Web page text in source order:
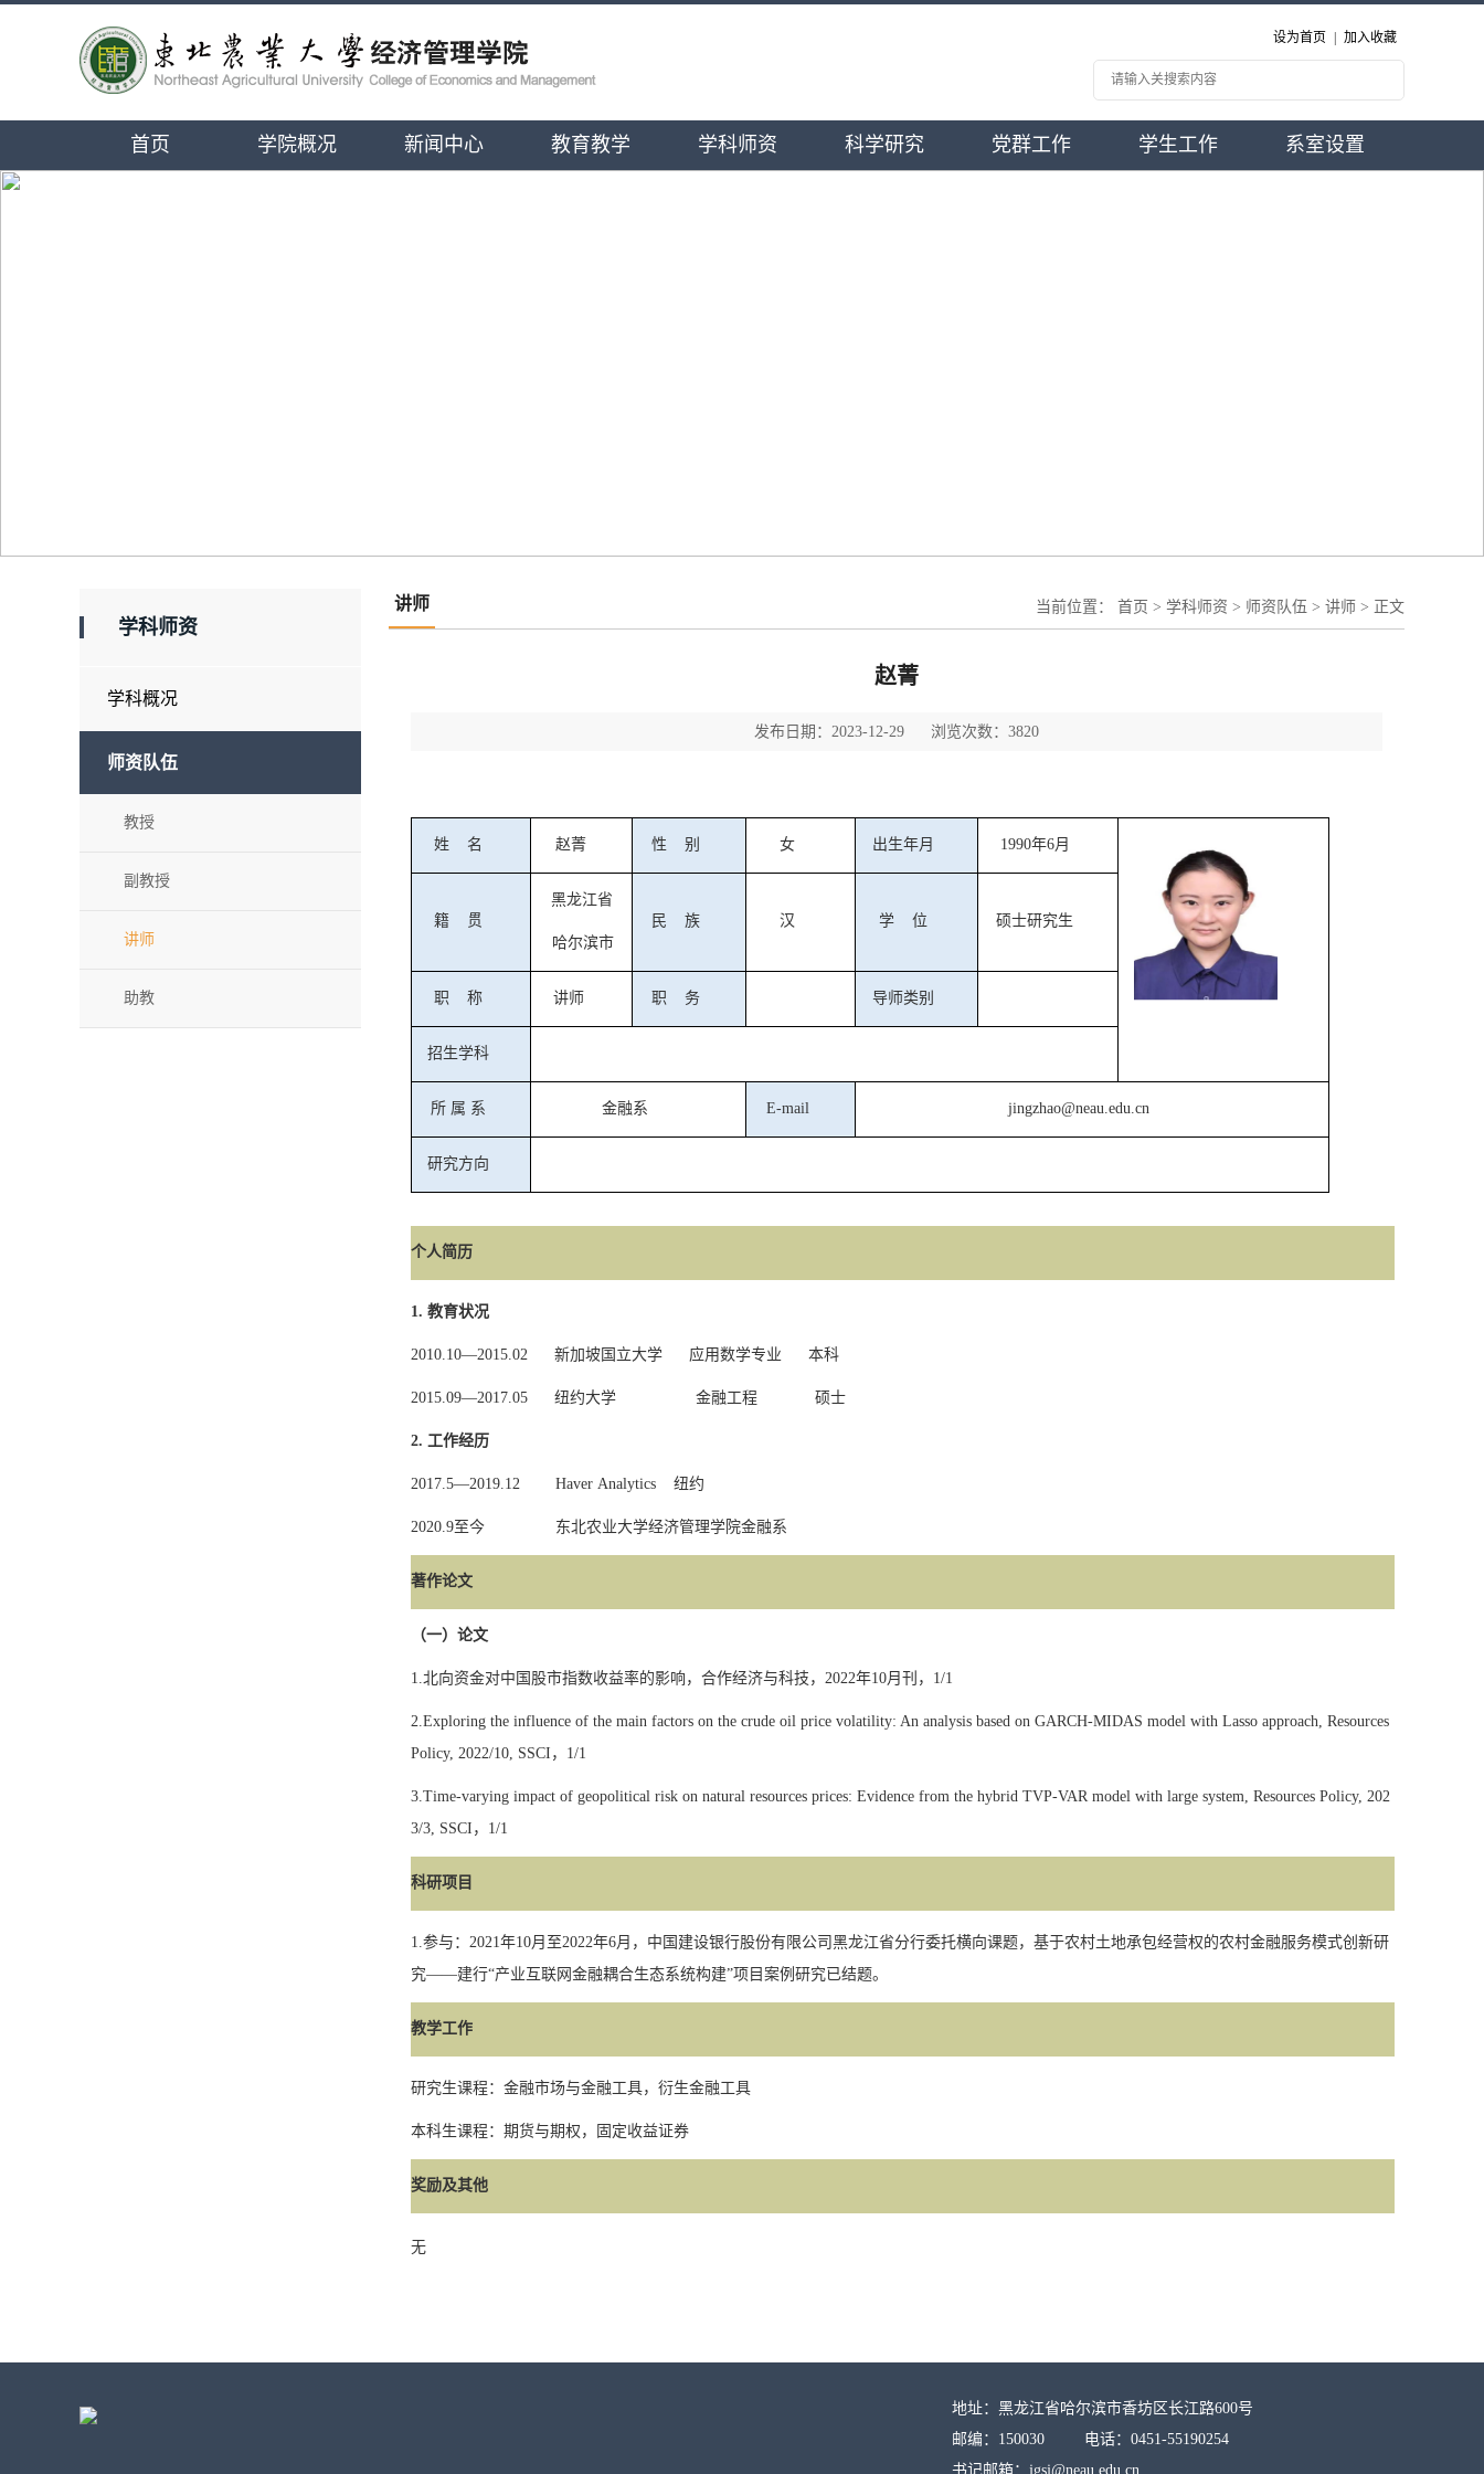
设为首页 加入收藏
首页 学院概况 新闻中心 教育教学 学科师资 科学研究 党群工作 学生工作 系室设置
学科师资
学科概况
师资队伍
教授
副教授
讲师
助教
讲师 当前位置： 首页 > 学科师资 > 师资队伍 > 讲师 > 正文
赵菁
发布日期：2023-12-29 浏览次数：3820
姓 名 赵菁 性 别 女 出生年月 1990年6月
籍 贯
黑龙江省
哈尔滨市
民 族 汉 学 位 硕士研究生
职 称 讲师 职 务 导师类别
招生学科
所 属 系 金融系 E-mail jingzhao@neau.edu.cn
研究方向
个人简历
1. 教育状况
2010.10—2015.02 新加坡国立大学 应用数学专业 本科
2015.09—2017.05 纽约大学 金融工程 硕士
2. 工作经历
2017.5—2019.12 Haver Analytics 纽约
2020.9至今 东北农业大学经济管理学院金融系
著作论文
（一）论文
1.北向资金对中国股市指数收益率的影响，合作经济与科技， 2022年10月刊， 1/1
2.Exploring the influence of the main factors on the crude oil price volatility: An analysis based on GARCH-MIDAS model with Lasso approach, Resources
Policy, 2022/10, SSCI ， 1/1
3.Time-varying impact of geopolitical risk on natural resources prices: Evidence from the hybrid TVP-VAR model with large system, Resources Policy, 202
3/3, SSCI ， 1/1
科研项目
1.参与： 2021年10月至2022年6月，中国建设银行股份有限公司黑龙江省分行委托横向课题，基于农村土地承包经营权的农村金融服务模式创新研
究——建行“产业互联网金融耦合生态系统构建”项目案例研究已结题。
教学工作
研究生课程： 金融市场与金融工具，衍生金融工具
本科生课程： 期货与期权，固定收益证券
奖励及其他
无
地址：黑龙江省哈尔滨市香坊区长江路600号
邮编：150030 电话：0451-55190254
书记邮箱：jgsj@neau.edu.cn